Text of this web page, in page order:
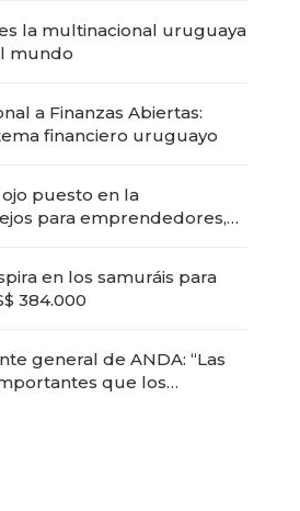
la multinacional uruguaya
mundo
a Finanzas Abiertas:
financiero uruguayo
puesto en la
para emprendedores,
en los samuráis para
384.000
general de ANDA: “Las
que los